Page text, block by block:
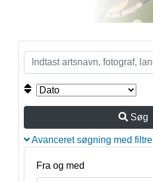
Søg
Avanceret søgning med filtre
Fra og med